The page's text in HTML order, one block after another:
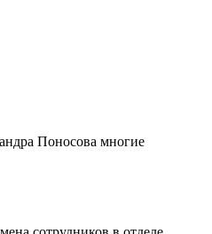
Поносова многие